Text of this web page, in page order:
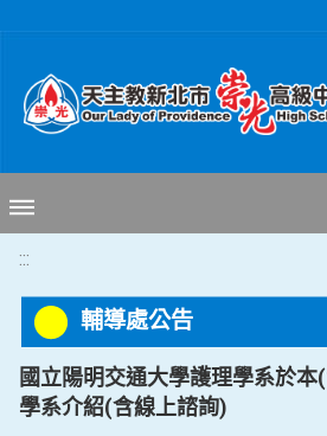
:::
輔導處公告
國立陽明交通大學護理學系於
學系介紹(含線上諮詢)